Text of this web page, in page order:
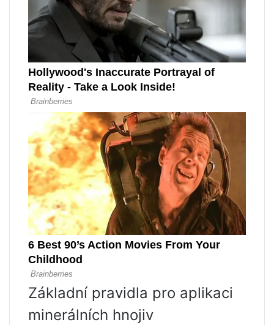
Základní pravidla pro aplikaci
minerálních hnojiv